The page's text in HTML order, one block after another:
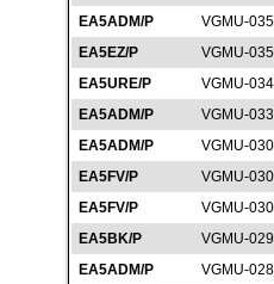
EA5ADM/P
VGMU-035
EA5EZ/P
VGMU-035
EA5URE/P
VGMU-034
EA5ADM/P
VGMU-033
EA5ADM/P
VGMU-030
EA5FV/P
VGMU-030
EA5FV/P
VGMU-030
EA5BK/P
VGMU-029
EA5ADM/P
VGMU-028